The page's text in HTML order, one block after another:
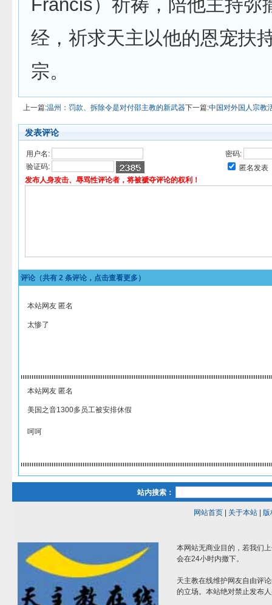
Francis）祈祷，陪他主持弥
经，祈求天主以他的恩宠扶
宗。
上一篇:温州：罚款、拆除令是对付邵主教的新武器下一篇:中国对外国人宗教
发表评论
用户名:
密码:
验证码:
匿名发表
发布人身攻击、辱骂性评论者，将被褫夺评论的权利！
评论（共有 2 条评论，点击查看更多）
本站网友 匿名
太惨了
本站网友 匿名
美国之音1300多员工被安排休假
呵呵
站内搜索：
网站首页| 关于本站| 版
本网站无商业目的，若我们
会在24小时内撤下。
天主教在线维护网友自由评
的立场。本站绝对禁止发布